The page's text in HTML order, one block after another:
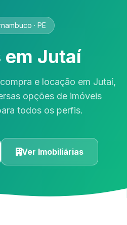
· PE
em Jutaí
e locação em Jutaí,
opções de imóveis
todos os perfis.
Ver Imobiliárias